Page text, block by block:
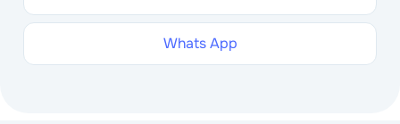
Whats App